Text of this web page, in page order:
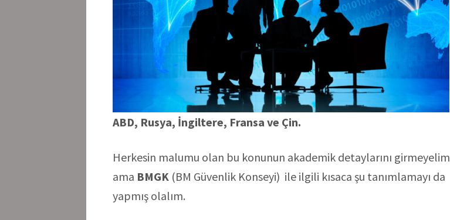
ABD, Rusya, İngiltere, Fransa ve Çin.
Herkesin malumu olan bu konunun akademik detaylarını girmeyelim
ama BMGK (BM Güvenlik Konseyi) ile ilgili kısaca şu tanımlamayı da
yapmış olalım.